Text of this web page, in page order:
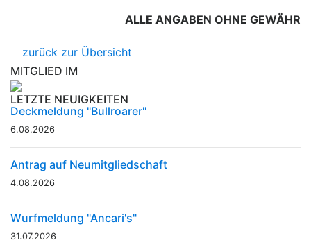
ALLE ANGABEN OHNE GEWÄHR
zurück zur Übersicht
MITGLIED IM
LETZTE NEUIGKEITEN
Deckmeldung "Bullroarer"
6.08.2026
Antrag auf Neumitgliedschaft
4.08.2026
Wurfmeldung "Ancari's"
31.07.2026